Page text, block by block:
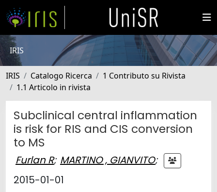
IRIS
IRIS Catalogo Ricerca
1 Contributo su Rivista
1.1 Articolo in rivista
Subclinical central inflammation
is risk for RIS and CIS conversion
to MS
Furlan R; MARTINO , GIANVITO;
2015-01-01